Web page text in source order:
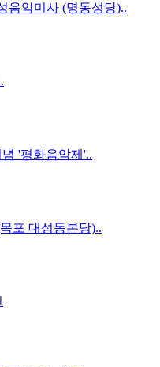
음악미사 (명동성당)..
'평화음악제'..
포 대성동본당)..